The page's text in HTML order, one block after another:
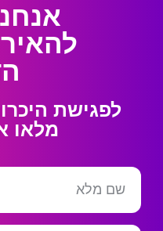
לפגישת
מלאו